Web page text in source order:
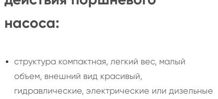
насоса:
структура компактная, легкий вес, малый
объем, внешний вид красивый,
гидравлические, электрические или дизельные